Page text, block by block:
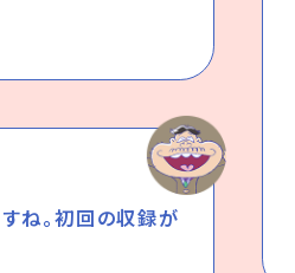
ね。初回の収録が